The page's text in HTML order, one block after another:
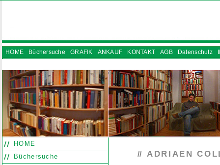
HOME Büchersuche GRAFIK ANKAUF KONTAKT AGB Datenschutz
HOME
Büchersuche
// ADRIAEN